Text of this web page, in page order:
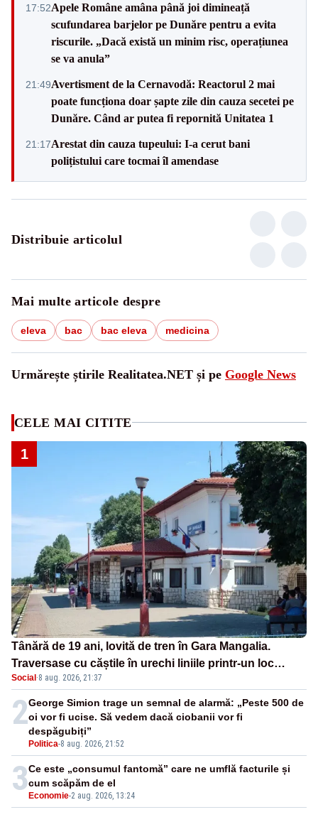
17:52Apele Române amâna până joi dimineață
scufundarea barjelor pe Dunăre pentru a evita
riscurile. „Dacă există un minim risc, operațiunea
se va anula”
21:49Avertisment de la Cernavodă: Reactorul 2 mai
poate funcționa doar șapte zile din cauza secetei pe
Dunăre. Când ar putea fi repornită Unitatea 1
21:17Arestat din cauza tupeului: I-a cerut bani
polițistului care tocmai îl amendase
Distribuie articolul
Mai multe articole despre
eleva bac bac eleva medicina
Urmărește știrile Realitatea.NET și pe Google News
CELE MAI CITITE
1
Tânără de 19 ani, lovită de tren în Gara Mangalia.
Traversase cu căștile în urechi liniile printr-un loc
nepermis
Social ·8 aug. 2026, 21:37
2
Politica-8 aug. 2026, 21:52
George Simion trage un semnal de alarmă: „Peste 500 de
oi vor fi ucise. Să vedem dacă ciobanii vor fi
despăgubiți”
3 Economie-2 aug. 2026, 13:24
Ce este „consumul fantomă” care ne umflă facturile și
cum scăpăm de el